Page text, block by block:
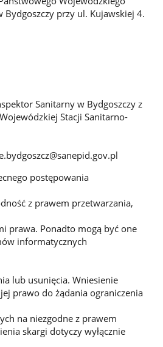
przy ul. Kujawskiej 4.
Sanitarny w Bydgoszczy z
Stacji Sanitarno-
postępowania
z prawem przetwarzania,
prawa. Ponadto mogą być one
informatycznych
lub usunięcia. Wniesienie
prawo do żądania ograniczenia
na niezgodne z prawem
skargi dotyczy wyłącznie